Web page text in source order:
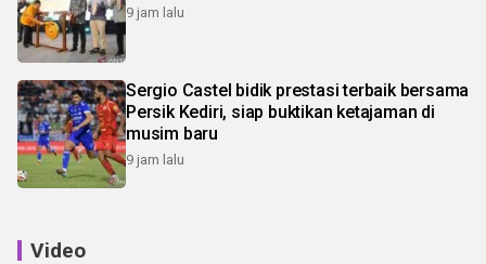
9 jam lalu
Sergio Castel bidik prestasi terbaik bersama
Persik Kediri, siap buktikan ketajaman di
musim baru
9 jam lalu
Video